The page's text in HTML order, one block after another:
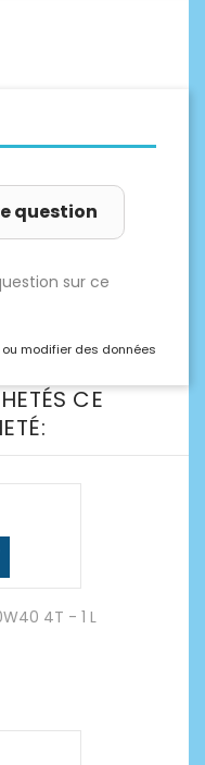
question
sur ce
modifier des données
CE
4T - 1 L